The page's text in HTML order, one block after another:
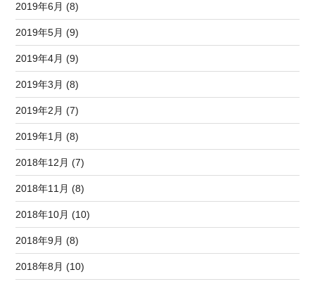
2019年6月 (8)
2019年5月 (9)
2019年4月 (9)
2019年3月 (8)
2019年2月 (7)
2019年1月 (8)
2018年12月 (7)
2018年11月 (8)
2018年10月 (10)
2018年9月 (8)
2018年8月 (10)